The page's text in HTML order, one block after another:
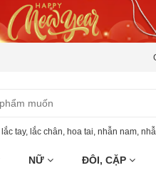
lắc tay, lắc chân hoa tai nhẫn nam
NỮ ĐÔI, CẶP